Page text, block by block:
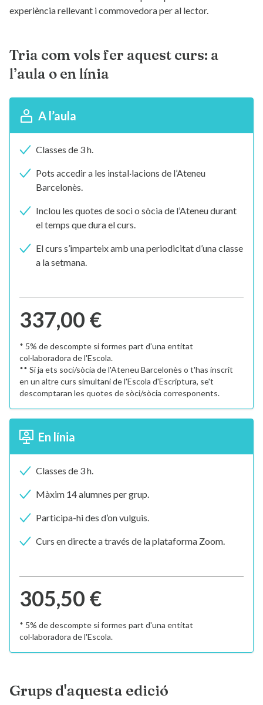
experiència rellevant i commovedora per al lector.
Tria com vols fer aquest curs: a
l’aula o en línia
A l’aula
Classes de 3 h.
Pots accedir a les instal·lacions de l’Ateneu
Barcelonès.
Inclou les quotes de soci o sòcia de l’Ateneu durant
el temps que dura el curs.
El curs s’imparteix amb una periodicitat d’una classe
a la setmana.
337,00 €
* 5% de descompte si formes part d'una entitat
col·laboradora de l'Escola.
** Si ja ets soci/sòcia de l'Ateneu Barcelonès o t'has inscrit
en un altre curs simultani de l'Escola d'Escriptura, se't
descomptaran les quotes de sòci/sòcia corresponents.
En línia
Classes de 3 h.
Màxim 14 alumnes per grup.
Participa-hi des d’on vulguis.
Curs en directe a través de la plataforma Zoom.
305,50 €
* 5% de descompte si formes part d'una entitat
col·laboradora de l'Escola.
Grups d'aquesta edició